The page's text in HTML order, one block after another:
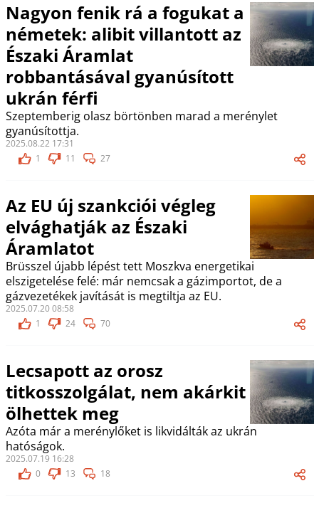
Nagyon fenik rá a fogukat a
németek: alibit villantott az
Északi Áramlat
robbantásával gyanúsított
ukrán férfi
Szeptemberig olasz börtönben marad a merénylet
gyanúsítottja.
2025.08.22 17:31
1
11 27
Az EU új szankciói végleg
elvághatják az Északi
Áramlatot
Brüsszel újabb lépést tett Moszkva energetikai
elszigetelése felé: már nemcsak a gázimportot, de a
gázvezetékek javítását is megtiltja az EU.
2025.07.20 08:58
1
24 70
Lecsapott az orosz
titkosszolgálat, nem akárkit
ölhettek meg
Azóta már a merénylőket is likvidálták az ukrán
hatóságok.
2025.07.19 16:28
0
13 18